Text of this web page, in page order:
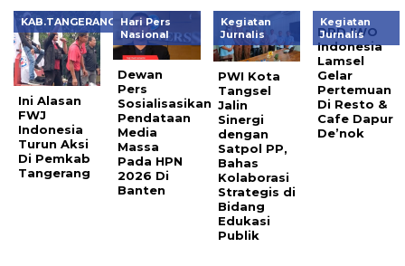
KAB.TANGERANG
Ini Alasan
FWJ
Indonesia
Turun Aksi
Di Pemkab
Tangerang
Hari Pers
Nasional
Dewan
Pers
Sosialisasikan
Pendataan
Media
Massa
Pada HPN
2026 Di
Banten
Kegiatan
Jurnalis
PWI Kota
Tangsel
Jalin
Sinergi
dengan
Satpol PP,
Bahas
Kolaborasi
Strategis di
Bidang
Edukasi
Publik
Kegiatan
Jurnalis
DPD IWO
Indonesia
Lamsel
Gelar
Pertemuan
Di Resto &
Cafe Dapur
De’nok